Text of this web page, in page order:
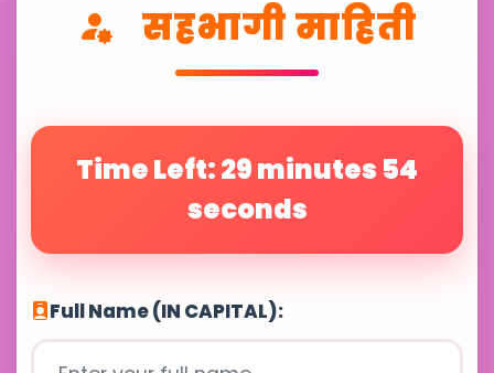
सहभागी माहिती
Time Left: 29 minutes 52
seconds
Full Name (IN CAPITAL):